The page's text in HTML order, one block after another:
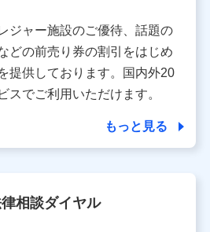
用
コモとの間で、以下のとおり個
ます。
ドレス、お客さまの識別子、属
ービスのご利用に関する情報。例
番号、性別、年齢、家族構成、住
ジャー施設のご優待、話題の
どの前売り券の割引をはじめ
提供しております。国内外20
スでご利用いただけます。
もっと見る
相談ダイヤル